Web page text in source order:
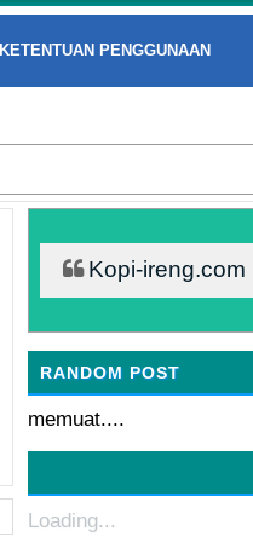
KETENTUAN PENGGUNAAN
Kopi-ireng.com
RANDOM POST
memuat....
Loading...